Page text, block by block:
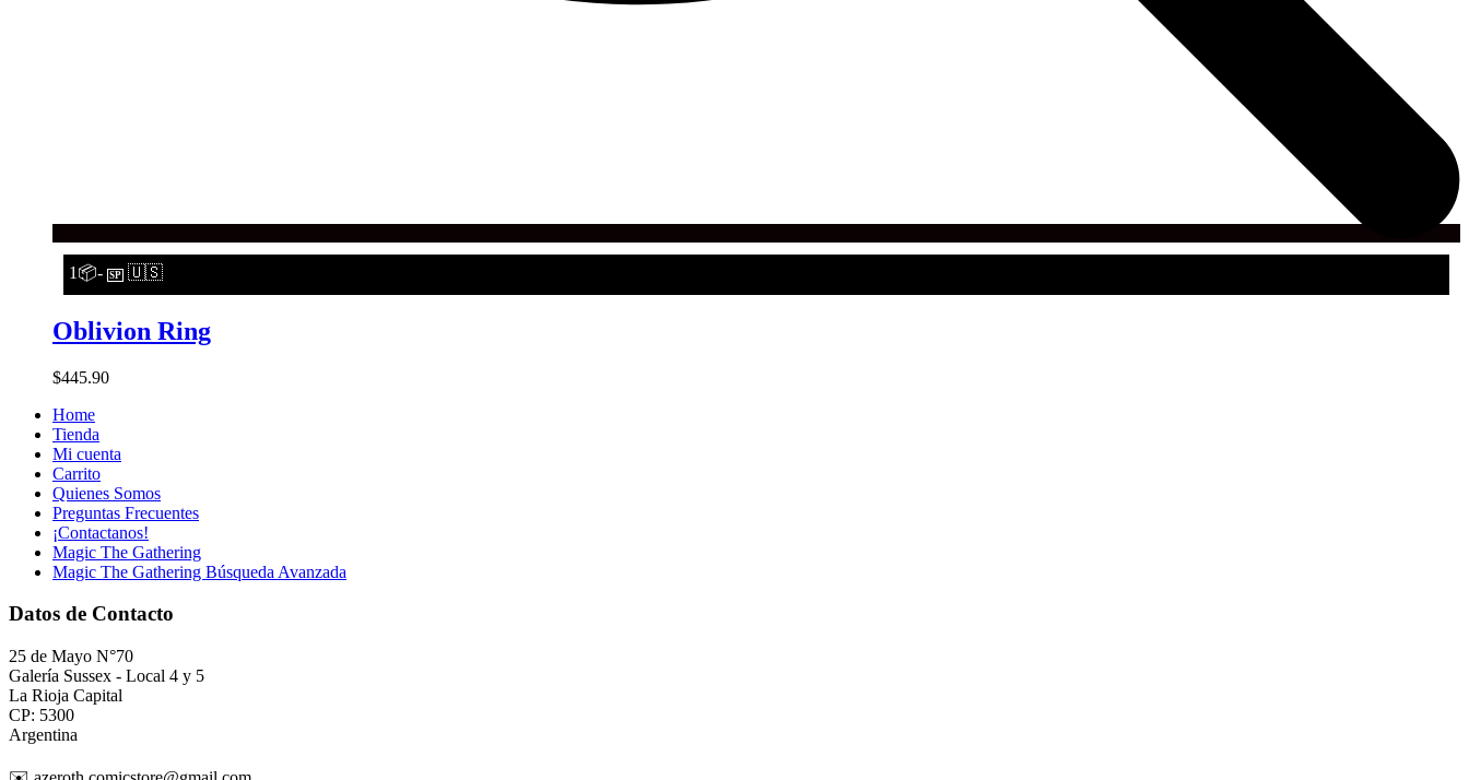
1📦- SP 🇺🇸
Oblivion Ring
$445.90
Home
Tienda
Mi cuenta
Carrito
Quienes Somos
Preguntas Frecuentes
¡Contactanos!
Magic The Gathering
Magic The Gathering Búsqueda Avanzada
Datos de Contacto
25 de Mayo N°70
Galería Sussex - Local 4 y 5
La Rioja Capital
CP: 5300
Argentina